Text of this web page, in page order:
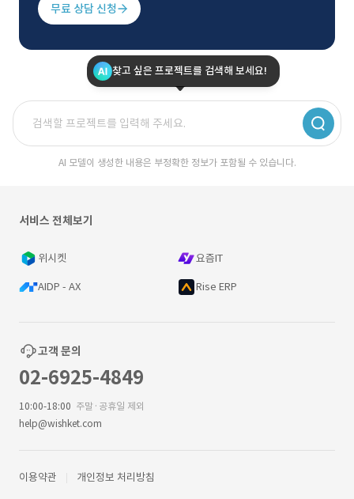
무료 상담 신청
찾고 싶은 프로젝트를 검색해 보세요!
AI 모델이 생성한 내용은 부정확한 정보가 포함될 수 있습니다.
서비스 전체보기
위시켓 요즘IT
AIDP - AX Rise ERP
고객 문의
02-6925-4849
10:00-18:00 주말·공휴일 제외
help@wishket.com
이용약관 개인정보 처리방침